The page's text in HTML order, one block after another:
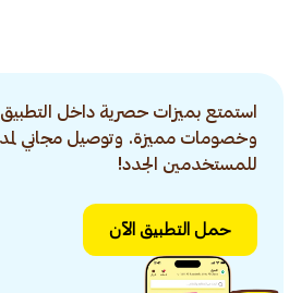
استمتع بميزات حصرية داخل
وخصومات مميزة. وتوصيل مجاني
للمستخدمين الجدد!
حمل التطبيق الآن